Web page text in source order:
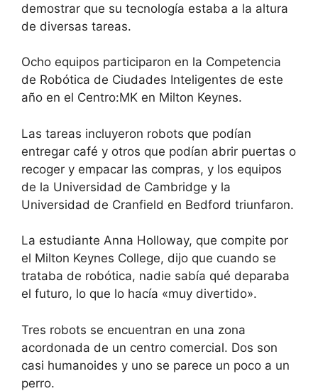
demostrar que su tecnología estaba a la altura
de diversas tareas.
Ocho equipos participaron en la Competencia
de Robótica de Ciudades Inteligentes de este
año en el Centro:MK en Milton Keynes.
Las tareas incluyeron robots que podían
entregar café y otros que podían abrir puertas o
recoger y empacar las compras, y los equipos
de la Universidad de Cambridge y la
Universidad de Cranfield en Bedford triunfaron.
La estudiante Anna Holloway, que compite por
el Milton Keynes College, dijo que cuando se
trataba de robótica, nadie sabía qué deparaba
el futuro, lo que lo hacía «muy divertido».
Tres robots se encuentran en una zona
acordonada de un centro comercial. Dos son
casi humanoides y uno se parece un poco a un
perro.